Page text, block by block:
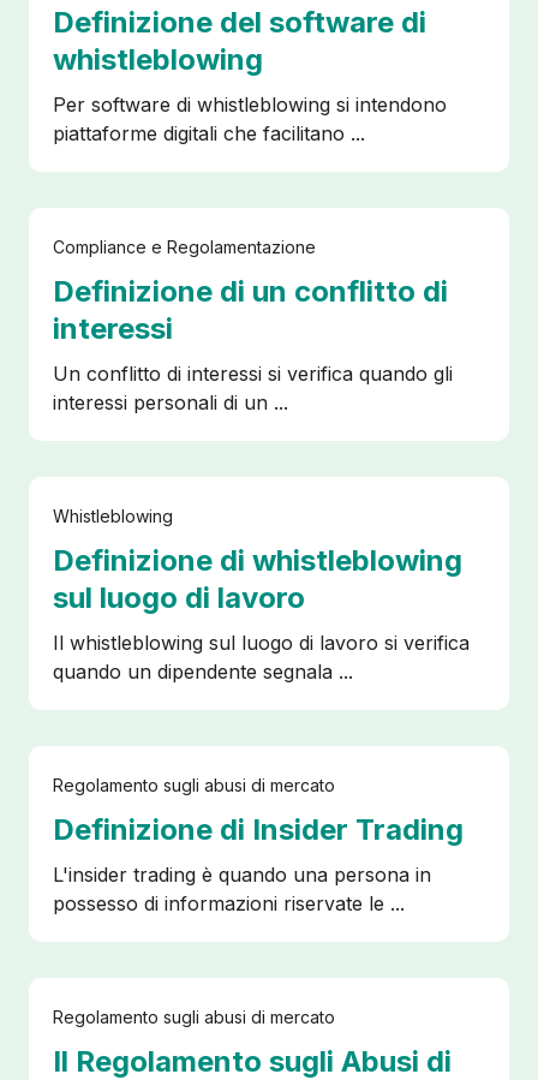
Chi siamo
Partnership
Contatti
Accedi
Definizione del software di
whistleblowing
Per software di whistleblowing si intendono
piattaforme digitali che facilitano ...
Compliance e Regolamentazione
Definizione di un conflitto di
interessi
Un conflitto di interessi si verifica quando gli
interessi personali di un ...
Whistleblowing
Definizione di whistleblowing
sul luogo di lavoro
Il whistleblowing sul luogo di lavoro si verifica
quando un dipendente segnala ...
Regolamento sugli abusi di mercato
Definizione di Insider Trading
L'insider trading è quando una persona in
possesso di informazioni riservate le ...
Regolamento sugli abusi di mercato
Il Regolamento sugli Abusi di